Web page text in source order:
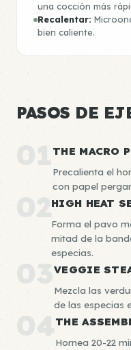
una cocción más
Recalentar:
bien caliente.
PASOS DE
01THE MACRO
Precalienta el
con papel
02HIGH HEAT
Forma el pavo
mitad de la
especias.
03 VEGGIE
Mezcla las
de las especias
04THE
Hornea 20-22